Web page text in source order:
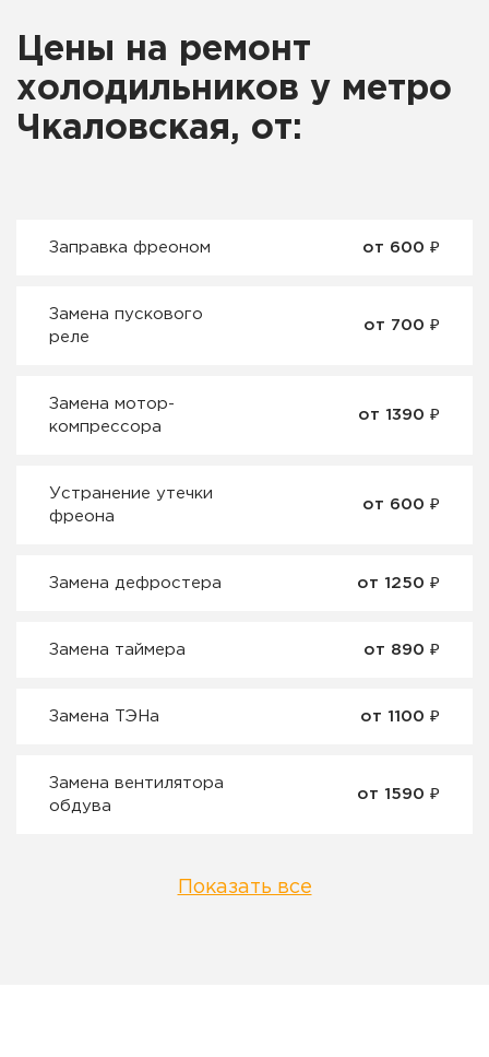
Цены на ремонт
холодильников у метро
Чкаловская, от:
Заправка фреоном от 600 ₽
Замена пускового
реле
от 700 ₽
Замена мотор-
компрессора
от 1390 ₽
Устранение утечки
фреона
от 600 ₽
Замена дефростера от 1250 ₽
Замена таймера от 890 ₽
Замена ТЭНа от 1100 ₽
Замена вентилятора
обдува
от 1590 ₽
Показать все